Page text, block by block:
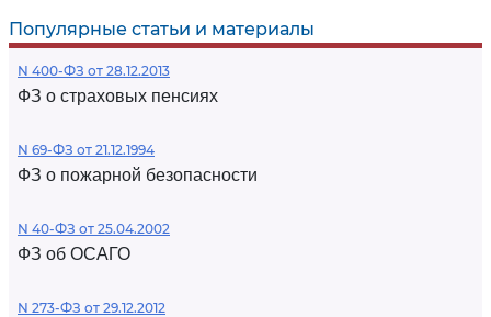
Популярные статьи и материалы
N 400-ФЗ от 28.12.2013
ФЗ о страховых пенсиях
N 69-ФЗ от 21.12.1994
ФЗ о пожарной безопасности
N 40-ФЗ от 25.04.2002
ФЗ об ОСАГО
N 273-ФЗ от 29.12.2012